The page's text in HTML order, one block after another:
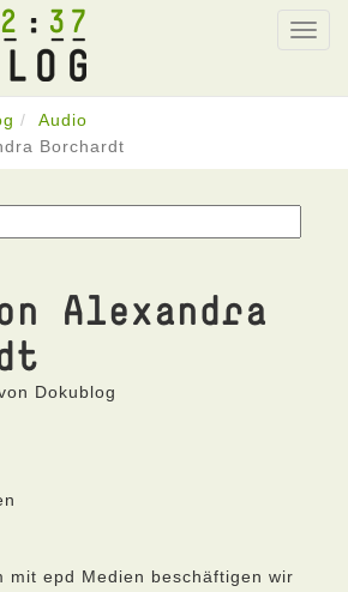
37
Audio
Borchardt
Alexandra
Dokublog
mit epd Medien beschäftigen wir